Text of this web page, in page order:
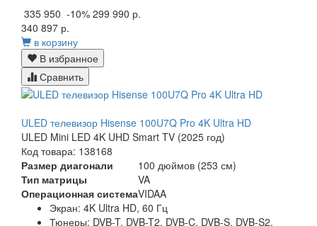
335 950 -10% 299 990 р.
340 897 р.
в корзину
В избранное
Сравнить
ULED телевизор Hisense 100U7Q Pro 4K Ultra HD
ULED Mini LED 4K UHD Smart TV (2025 год)
Код товара: 138168
Размер диагонали
100 дюймов (253 см)
Тип матрицы
VA
Операционная системаVIDAA
Экран: 4K Ultra HD, 60 Гц
Тюнеры: DVB-T, DVB-T2, DVB-C, DVB-S, DVB-S2,